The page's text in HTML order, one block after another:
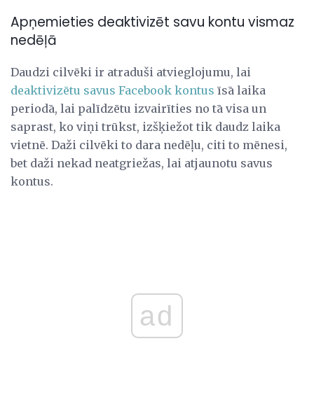
Apņemieties deaktivizēt savu kontu vismaz
nedēļā
Daudzi cilvēki ir atraduši atvieglojumu, lai
deaktivizētu savus Facebook kontus īsā laika
periodā, lai palīdzētu izvairīties no tā visa un
saprast, ko viņi trūkst, izšķiežot tik daudz laika
vietnē. Daži cilvēki to dara nedēļu, citi to mēnesi,
bet daži nekad neatgriežas, lai atjaunotu savus
kontus.
ad